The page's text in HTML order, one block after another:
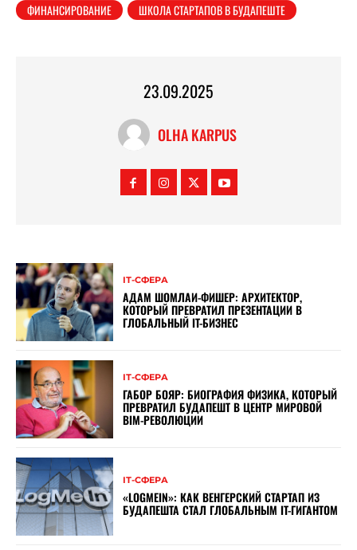
ФИНАНСИРОВАНИЕ
ШКОЛА СТАРТАПОВ В БУДАПЕШТЕ
23.09.2025
OLHA KARPUS
ІТ-СФЕРА
АДАМ ШОМЛАИ-ФИШЕР: АРХИТЕКТОР,
КОТОРЫЙ ПРЕВРАТИЛ ПРЕЗЕНТАЦИИ В
ГЛОБАЛЬНЫЙ IT-БИЗНЕС
ІТ-СФЕРА
ГАБОР БОЯР: БИОГРАФИЯ ФИЗИКА, КОТОРЫЙ
ПРЕВРАТИЛ БУДАПЕШТ В ЦЕНТР МИРОВОЙ
BIM-РЕВОЛЮЦИИ
ІТ-СФЕРА
«LOGMEIN»: КАК ВЕНГЕРСКИЙ СТАРТАП ИЗ
БУДАПЕШТА СТАЛ ГЛОБАЛЬНЫМ IT-ГИГАНТОМ